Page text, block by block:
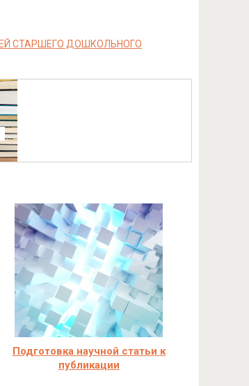
СТАРШЕГО ДОШКОЛЬНОГО
Подготовка научной статьи к
публикации